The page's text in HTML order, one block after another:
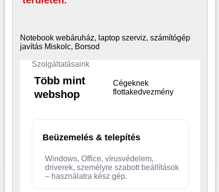
Notebook webáruház, laptop szerviz, számítógép
javítás Miskolc, Borsod
Szolgáltatásaink
Több mint
webshop
Cégeknek
flottakedvezmény
Beüzemelés & telepítés
Windows, Office, vírusvédelem,
driverek, személyre szabott beállítások
– használatra kész gép.